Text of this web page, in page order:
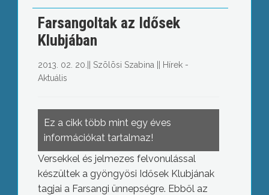
Farsangoltak az Idősek
Klubjában
2013. 02. 20. Szõlõsi Szabina
Hírek -
Aktuális
Ez a cikk több mint egy éves
információkat tartalmaz!
Versekkel és jelmezes felvonulással
készültek a gyöngyösi Idősek Klubjának
tagjai a Farsangi ünnepségre. Ebből az